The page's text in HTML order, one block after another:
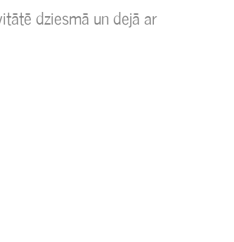
dziesmā un dejā ar